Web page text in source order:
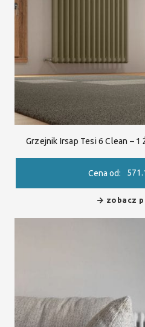
Grzejnik Irsap Tesi 6 Clean –
Cena od:
zobacz